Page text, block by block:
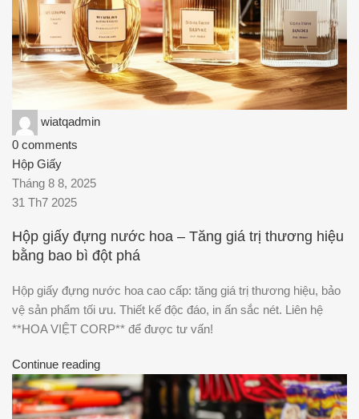
wiatqadmin
0 comments
Hộp Giấy
Tháng 8 8, 2025
31 Th7 2025
Hộp giấy đựng nước hoa – Tăng giá trị thương hiệu
bằng bao bì đột phá
Hộp giấy đựng nước hoa cao cấp: tăng giá trị thương hiệu, bảo
vệ sản phẩm tối ưu. Thiết kế độc đáo, in ấn sắc nét. Liên hệ
**HOA VIỆT CORP** để được tư vấn!
Continue reading